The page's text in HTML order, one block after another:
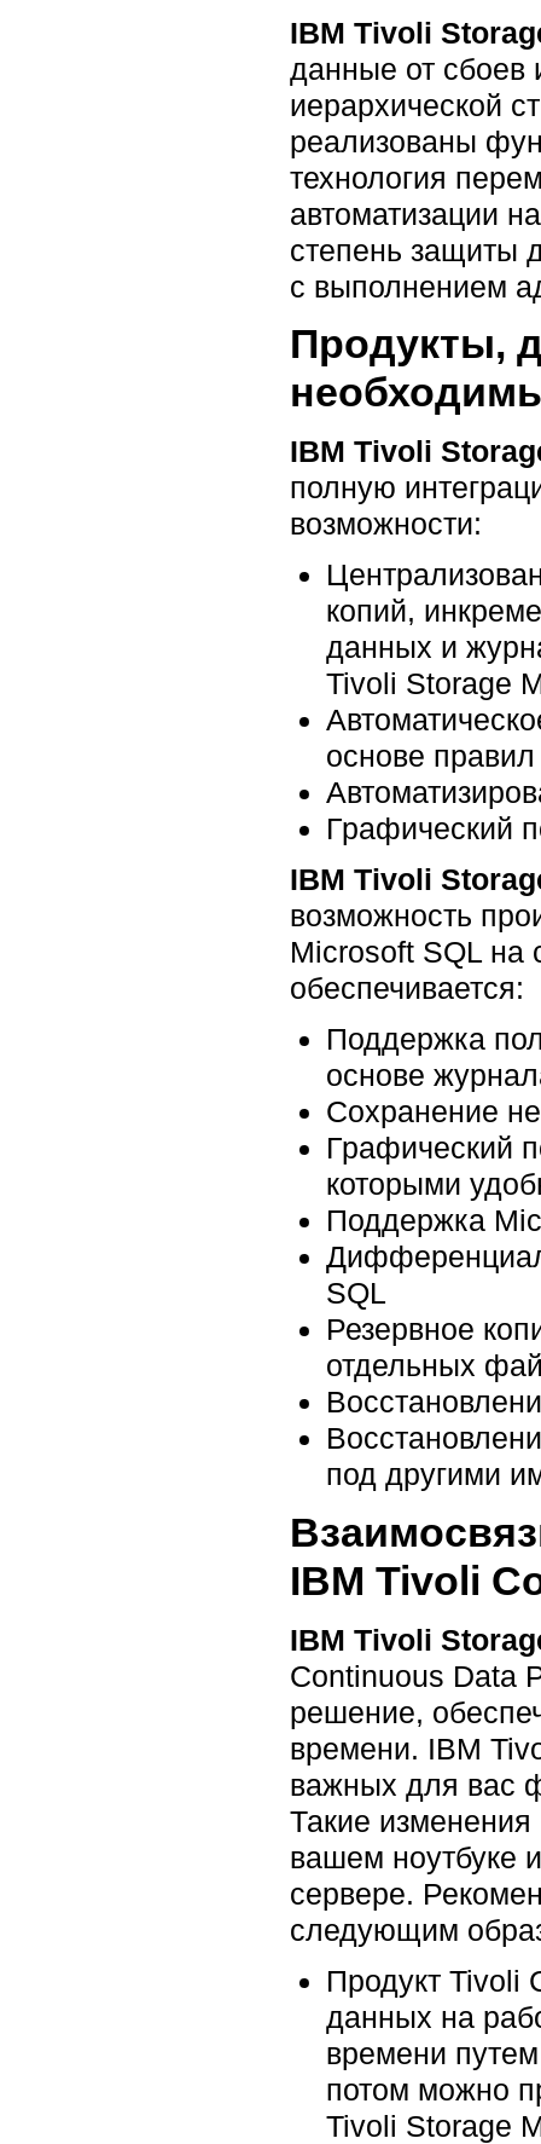
IBM Tivoli
данные от сбоев
иерархической
реализованы
технология
автоматизации
степень защиты
с выполнением
Продукты,
IBM Tivoli
полную
возможности:
копий,
данных и
Tivoli Storage
основе правил
Графический
IBM Tivoli
возможность
Microsoft SQL на
обеспечивается:
Поддержка
основе
Сохранение
Графический
которыми
Поддержка
SQL
Резервное
отдельных
под другими
IBM Tivoli
IBM Tivoli
Continuous Data
решение,
времени. IBM
важных для вас
Такие
вашем ноутбуке
сервере.
следующим
Продукт Tivoli
данных на
времени
потом можно
Tivoli Storage